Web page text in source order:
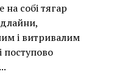
собі тягар
і витривалим
поступово